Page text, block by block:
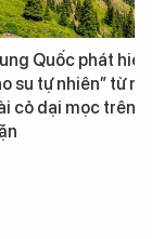
dự án bất động
Nẵng sắp bị kiểm